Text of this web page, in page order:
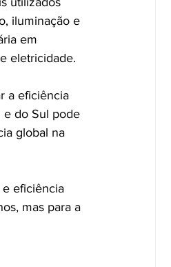
iluminação e
em
eletricidade.
a eficiência
e do Sul pode
global na
eficiência
mas para a